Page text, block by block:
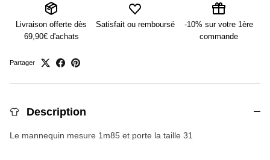
Livraison offerte dès
69,90€ d'achats
Satisfait ou remboursé
-10% sur votre 1ère
commande
Partager
Description
Le mannequin mesure 1m85 et porte la taille 31